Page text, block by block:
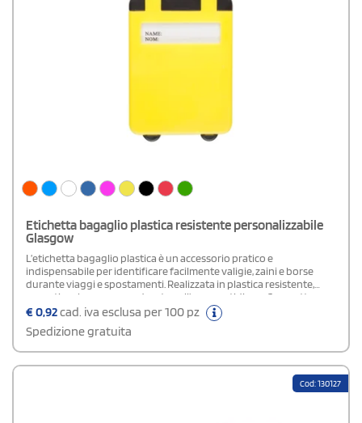
Etichetta bagaglio plastica resistente personalizzabile
Glasgow
L’etichetta bagaglio plastica è un accessorio pratico e
indispensabile per identificare facilmente valigie, zaini e borse
durante viaggi e spostamenti. Realizzata in plastica resistente,
garantisce leggerezza e durata nell’uso quotidiano. Compatta e
facile da applicare, aiuta a riconoscere rapidamente il bagaglio
riducendo il rischio di smarrimento. Ideale per viaggi in aereo,
treno o autobus, è perfetta anche come gadget promozionale
personalizzabile.
€0,92cad. iva esclusa per 100 pz
Spedizione gratuita
Cod: 130127